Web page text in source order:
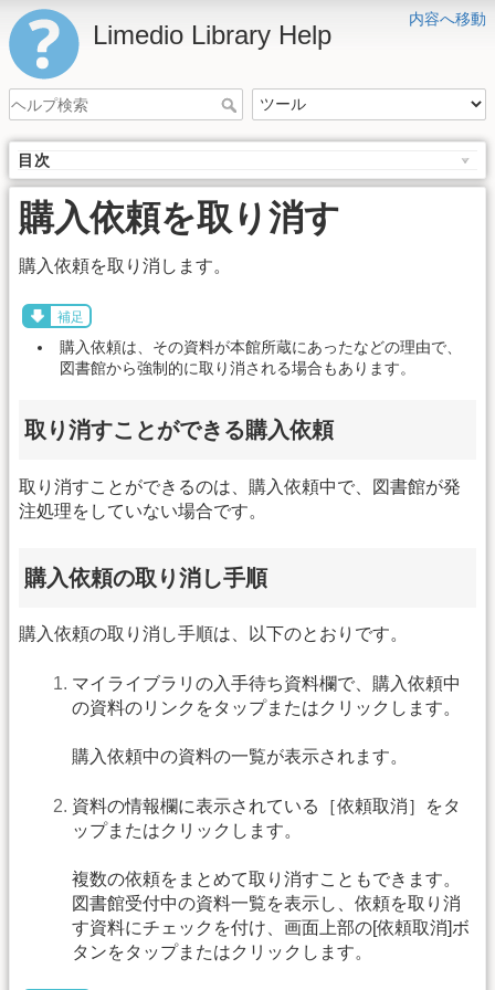
内容へ移動
Limedio Library Help
目次
購入依頼を取り消す
購入依頼を取り消します。
補足
購入依頼は、その資料が本館所蔵にあったなどの理由で、
図書館から強制的に取り消される場合もあります。
取り消すことができる購入依頼
取り消すことができるのは、購入依頼中で、図書館が発
注処理をしていない場合です。
購入依頼の取り消し手順
購入依頼の取り消し手順は、以下のとおりです。
マイライブラリの入手待ち資料欄で、購入依頼中
の資料のリンクをタップまたはクリックします。
購入依頼中の資料の一覧が表示されます。
資料の情報欄に表示されている［依頼取消］をタ
ップまたはクリックします。
複数の依頼をまとめて取り消すこともできます。
図書館受付中の資料一覧を表示し、依頼を取り消
す資料にチェックを付け、画面上部の[依頼取消]ボ
タンをタップまたはクリックします。